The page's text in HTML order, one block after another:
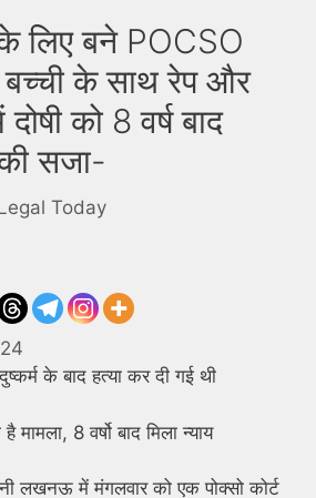
के लिए बने POCSO
के साथ रेप और
को 8 वर्ष बाद
सजा-
Today
के बाद हत्या कर दी गई थी
मामला, 8 वर्षो बाद मिला न्याय
लखनऊ में मंगलवार को एक पोक्सो कोर्ट